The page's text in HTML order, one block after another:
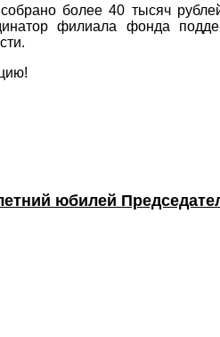
собрано более 40 тысяч
филиала фонда
юбилей